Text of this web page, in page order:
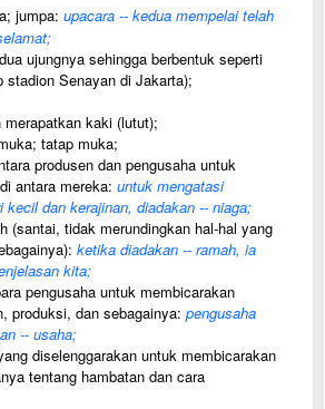
jumpa: upacara -- kedua mempelai telah
ujungnya sehingga berbentuk seperti
stadion Senayan di Jakarta);
merapatkan kaki (lutut);
tatap muka;
produsen dan pengusaha untuk
antara mereka: untuk mengatasi
kecil dan kerajinan, diadakan -- niaga;
(santai, tidak merundingkan hal-hal yang
ketika diadakan -- ramah, ia
kita;
pengusaha untuk membicarakan
produksi, dan sebagainya: pengusaha
-- usaha;
diselenggarakan untuk membicarakan
tentang hambatan dan cara